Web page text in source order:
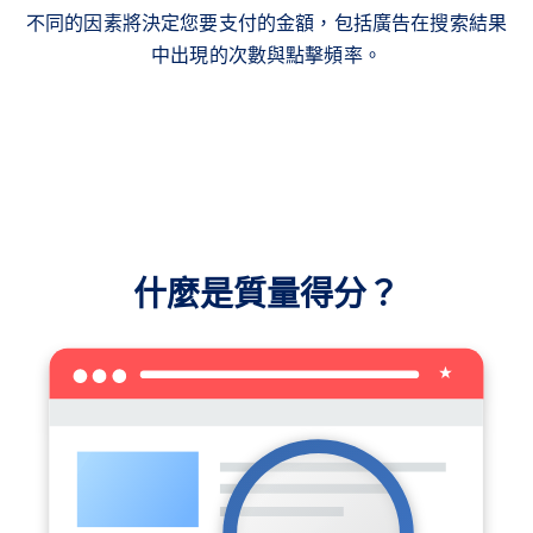
不同的因素將決定您要支付的金額，包括廣告在搜索結果
中出現的次數與點擊頻率。
什麼是質量得分？